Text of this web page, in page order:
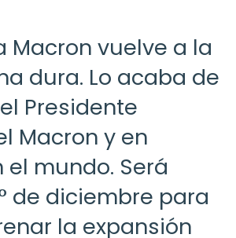
Macron vuelve a la
dura. Lo acaba de
Presidente
Macron y en
el mundo. Será
de diciembre para
la expansión